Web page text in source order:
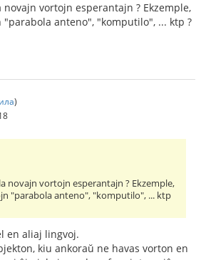
vortojn esperantajn ? Ekzemple,
"parabola anteno", "komputilo", ... ktp ?
)
novajn vortojn esperantajn ? Ekzemple,
"parabola anteno", "komputilo", ... ktp
en aliaj lingvoj.
kiu ankoraŭ ne havas vorton en